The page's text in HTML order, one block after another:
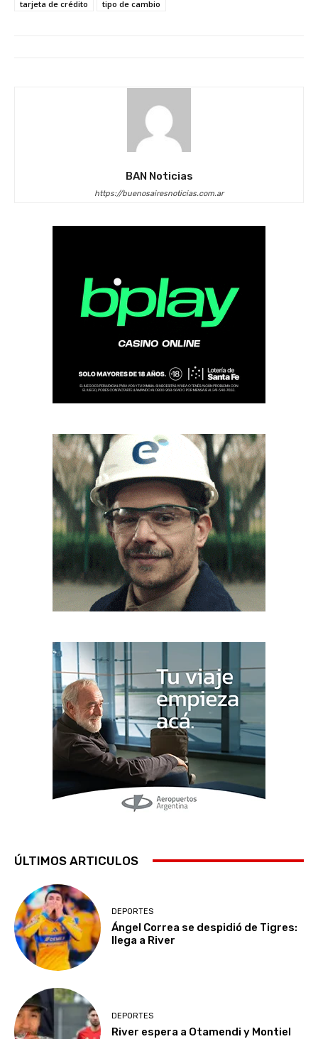
tarjeta de crédito tipo de cambio
BAN Noticias
https://buenosairesnoticias.com.ar
ÚLTIMOS ARTICULOS
DEPORTES
Ángel Correa se despidió de Tigres:
llega a River
DEPORTES
River espera a Otamendi y Montiel